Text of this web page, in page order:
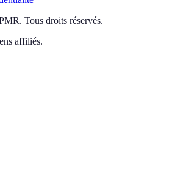
. Tous droits réservés.
affiliés.